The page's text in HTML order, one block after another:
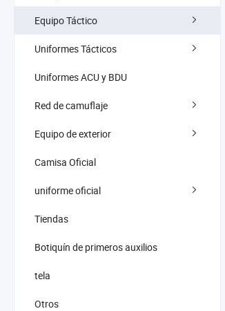
Equipo Táctico
Uniformes Tácticos
Uniformes ACU y BDU
Red de camuflaje
Equipo de exterior
Camisa Oficial
uniforme oficial
Tiendas
Botiquín de primeros auxilios
tela
Otros